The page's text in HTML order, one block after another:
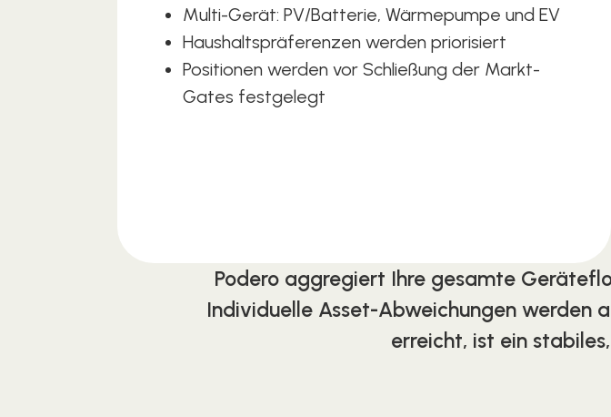
Multi-Gerät: PV/Batterie, Wärmepumpe und EV
Haushaltspräferenzen werden priorisiert
Positionen werden vor Schließung der Markt-
Gates festgelegt
Podero aggregiert Ihre gesamte
Individuelle Asset-Abweichungen werden
erreicht, ist ein